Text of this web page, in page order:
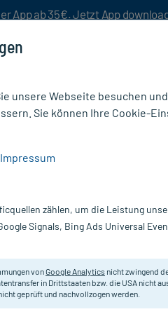
App ab 35€. Jetzt App
ab 19€
Für Fixierverbände jeglicher
Darreichung:
unsere Webseite besuchen
Sie können Ihre Cookie-
Impressum
zählen, um die Leistung
Signals, Bing Ads Universal
vonGoogle Analytics nicht zwingend
in Drittstaaten bzw. die USA nicht
geprüft und nachvollzogen werden.